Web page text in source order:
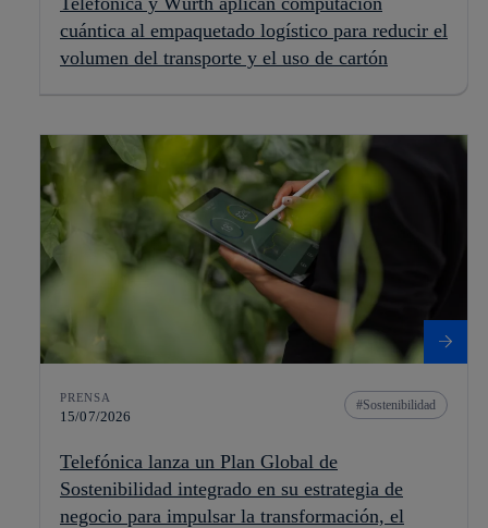
cuántica al empaquetado logístico para reducir el
volumen del transporte y el uso de cartón
PRENSA
15/07/2026
Sostenibilidad
Telefónica lanza un Plan Global de
Sostenibilidad integrado en su estrategia de
negocio para impulsar la transformación, el